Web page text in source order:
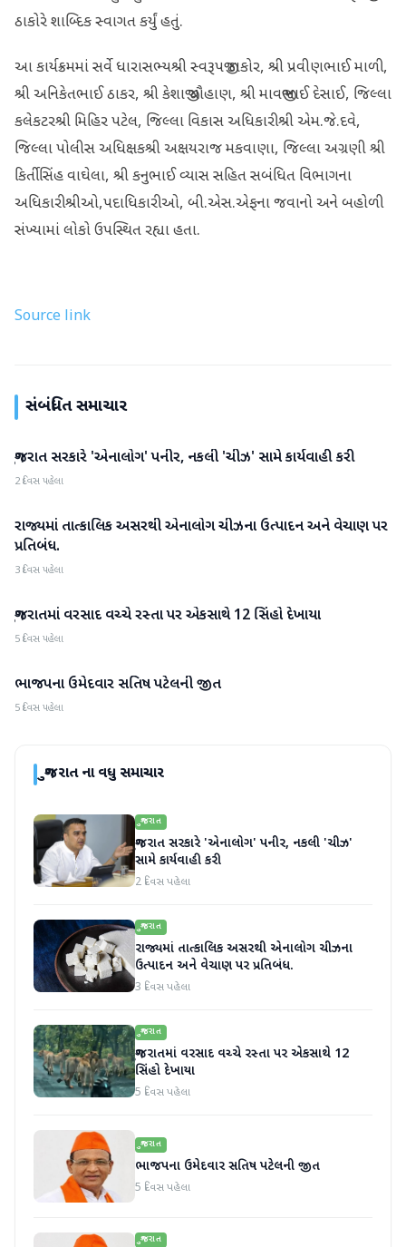
ઠાકોરે શાબ્દિક સ્વાગત કર્યું હતું.
આ કાર્યક્રમમાં સર્વે ધારાસભ્યશ્રી સ્વરૂપજી ઠાકોર, શ્રી પ્રવીણભાઈ માળી,
શ્રી અનિકેતભાઈ ઠાકર, શ્રી કેશાજી ચૌહાણ, શ્રી માવજીભાઈ દેસાઈ, જિલ્લા
કલેકટરશ્રી મિહિર પટેલ, જિલ્લા વિકાસ અધિકારીશ્રી એમ.જે.દવે,
જિલ્લા પોલીસ અધિક્ષકશ્રી અક્ષયરાજ મકવાણા, જિલ્લા અગ્રણી શ્રી
કિર્તીસિંહ વાઘેલા, શ્રી કનુભાઈ વ્યાસ સહિત સબંધિત વિભાગના
અધિકારીશ્રીઓ,પદાધિકારીઓ, બી.એસ.એફના જવાનો અને બહોળી
સંખ્યામાં લોકો ઉપસ્થિત રહ્યા હતા.
Source link
સંબંધિત સમાચાર
ગુજરાત ગુજરાત સરકારે 'એનાલોગ' પનીર, નકલી 'ચીઝ' સામે કાર્યવાહી કરી
2 દિવસ પહેલા
ગુજરાત
રાજ્યમાં તાત્કાલિક અસરથી એનાલોગ ચીઝના ઉત્પાદન અને વેચાણ પર
પ્રતિબંધ.
3 દિવસ પહેલા
ગુજરાત
ગુજરાતમાં વરસાદ વચ્ચે રસ્તા પર એકસાથે 12 સિંહો દેખાયા
5 દિવસ પહેલા
ગુજરાત
ભાજપના ઉમેદવાર સતિષ પટેલની જીત
5 દિવસ પહેલા
ગુજરાતના વધુ સમાચાર
ગુજરાત
ગુજરાત સરકારે 'એનાલોગ' પનીર, નકલી 'ચીઝ'
સામે કાર્યવાહી કરી
2 દિવસ પહેલા
ગુજરાત
રાજ્યમાં તાત્કાલિક અસરથી એનાલોગ ચીઝના
ઉત્પાદન અને વેચાણ પર પ્રતિબંધ.
3 દિવસ પહેલા
ગુજરાત
ગુજરાતમાં વરસાદ વચ્ચે રસ્તા પર એકસાથે 12
સિંહો દેખાયા
5 દિવસ પહેલા
ગુજરાત
ભાજપના ઉમેદવાર સતિષ પટેલની જીત
5 દિવસ પહેલા
ગુજરાત